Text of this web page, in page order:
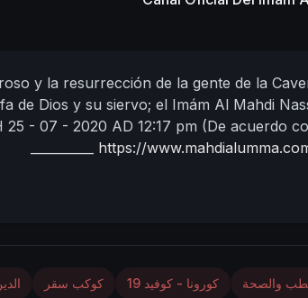
y la resurrección de la gente de la
de Dios y su siervo; el Imám Al Mahdi
25 - 07 - 2020 AD 12:17 pm (De acuerdo
https://
والصحة كورونا - كوفيد 19 كوكب سقر